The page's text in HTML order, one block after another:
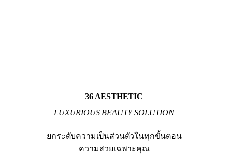
36 AESTHETIC
LUXURIOUS BEAUTY SOLUTION
ยกระดับความเป็นส่วนตัวในทุกขั้นตอน
ความสวยเฉพาะคุณ